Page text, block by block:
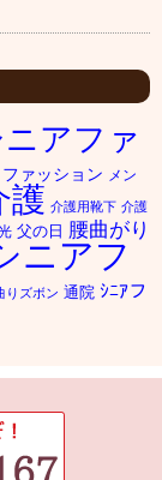
ニアファ
ファッション メン
護 介護用靴下 介護
父の日 腰曲がり
ニアフ
りズボン 通院 ｼﾆｱフ